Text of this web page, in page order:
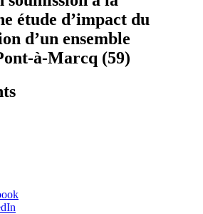
étude d’impact du
d’un ensemble
à-Marcq (59)